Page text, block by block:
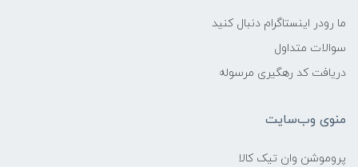
ما رودر اینستاگرام دنبال کنید
سوالات متداول
دریافت کد رهگیری مرسوله
منوی وب‌سایت
پروموشن وان تیک کالا